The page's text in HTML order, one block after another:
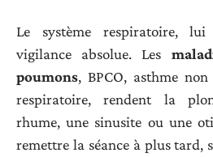
Le système respiratoire,
vigilance absolue. Les
poumons, BPCO, asthme
respiratoire, rendent la
rhume, une sinusite ou une
remettre la séance à plus tard,